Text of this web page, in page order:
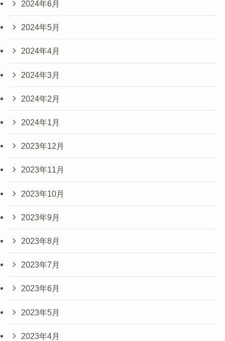
2024年6月
2024年5月
2024年4月
2024年3月
2024年2月
2024年1月
2023年12月
2023年11月
2023年10月
2023年9月
2023年8月
2023年7月
2023年6月
2023年5月
2023年4月